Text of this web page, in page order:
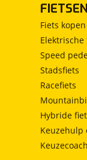
FIETSEN
Fiets kopen
Elektrische
Speed
Stadsfiets
Racefiets
Hybride
Keuzehulp
Keuzecoach